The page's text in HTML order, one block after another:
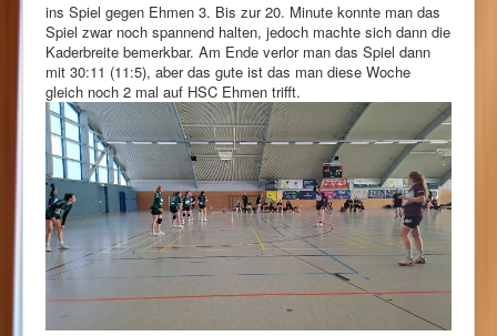
ins Spiel gegen Ehmen 3. Bis zur 20. Minute konnte man das
Spiel zwar noch spannend halten, jedoch machte sich dann die
Kaderbreite bemerkbar. Am Ende verlor man das Spiel dann
mit 30:11 (11:5), aber das gute ist das man diese Woche
gleich noch 2 mal auf HSC Ehmen trifft.